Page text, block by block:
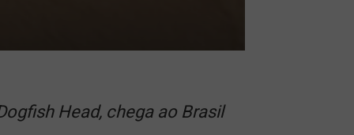
Head, chega ao Brasil